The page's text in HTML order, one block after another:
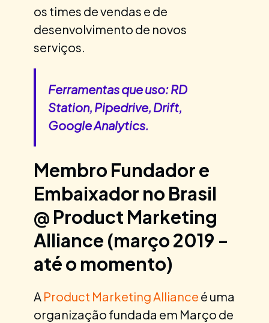
os times de vendas e de
desenvolvimento de novos
serviços.
Ferramentas que uso: RD
Station, Pipedrive, Drift,
Google Analytics.
Membro Fundador e
Embaixador no Brasil
@ Product Marketing
Alliance (março 2019 -
até o momento)
A Product Marketing Alliance é uma
organização fundada em Março de